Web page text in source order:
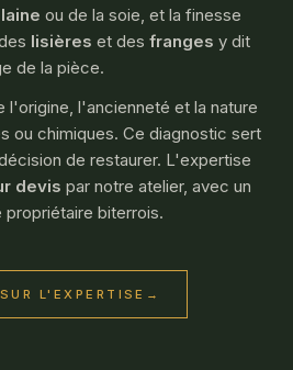
laine ou de la soie, et la finesse
lisières et des franges y dit
de la pièce.
l'origine, l'ancienneté et la nature
ou chimiques. Ce diagnostic sert
de restaurer. L'expertise
devis par notre atelier, avec un
biterrois.
L'EXPERTISE →